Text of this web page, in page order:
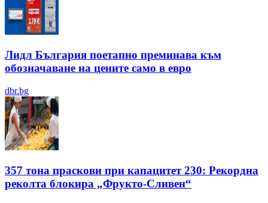
Лидл България поетапно преминава към
обозначаване на цените само в евро
dbr.bg
357 тона праскови при капацитет 230: Рекордна
реколта блокира „Фрукто-Сливен“